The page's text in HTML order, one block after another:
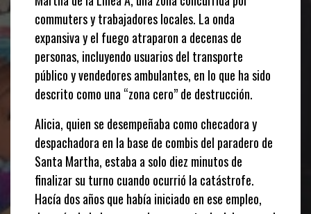
commuters y trabajadores locales. La onda
expansiva y el fuego atraparon a decenas de
personas, incluyendo usuarios del transporte
público y vendedores ambulantes, en lo que ha sido
descrito como una “zona cero” de destrucción.
Alicia, quien se desempeñaba como checadora y
despachadora en la base de combis del paradero de
Santa Martha, estaba a solo diez minutos de
finalizar su turno cuando ocurrió la catástrofe.
Hacía dos años que había iniciado en ese empleo,